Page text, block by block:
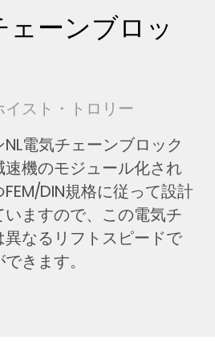
ェーンブロッ
スト・トロリー
電気チェーンブロック
機のモジュール化され
DIN規格に従って設計
ますので、この電気チ
異なるリフトスピードで
きます。